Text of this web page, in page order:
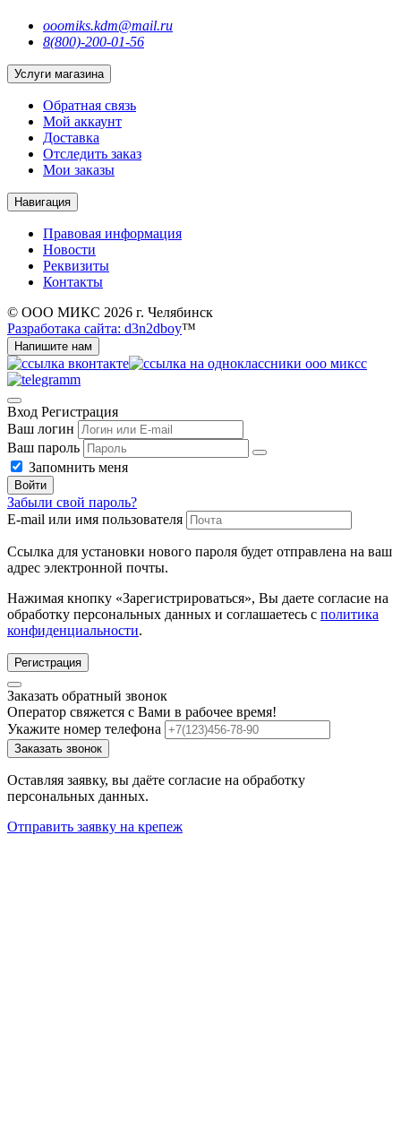
ooomiks.kdm@mail.ru
8(800)-200-01-56
Услуги магазина
Обратная связь
Мой аккаунт
Доставка
Отследить заказ
Мои заказы
Навигация
Правовая информация
Новости
Реквизиты
Контакты
© ООО МИКС 2026 г. Челябинск
Разработака сайта: d3n2dboy™
Напишите нам
Вход Регистрация
Ваш логин
Ваш пароль
Запомнить меня
Войти
Забыли свой пароль?
E-mail или имя пользователя
Ссылка для установки нового пароля будет отправлена ​​на ваш
адрес электронной почты.
Нажимая кнопку «Зарегистрироваться», Вы даете согласие на
обработку персональных данных и соглашаетесь с политика
конфиденциальности.
Регистрация
Заказать обратный звонок
Оператор свяжется с Вами в рабочее время!
Укажите номер телефона
Заказать звонок
Оставляя заявку, вы даёте согласие на обработку
персональных данных.
Отправить заявку на крепеж